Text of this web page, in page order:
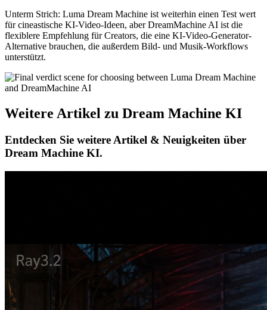
Unterm Strich: Luma Dream Machine ist weiterhin einen Test wert
für cineastische KI-Video-Ideen, aber DreamMachine AI ist die
flexiblere Empfehlung für Creators, die eine KI-Video-Generator-
Alternative brauchen, die außerdem Bild- und Musik-Workflows
unterstützt.
Weitere Artikel zu Dream Machine KI
Entdecken Sie weitere Artikel & Neuigkeiten über
Dream Machine KI.